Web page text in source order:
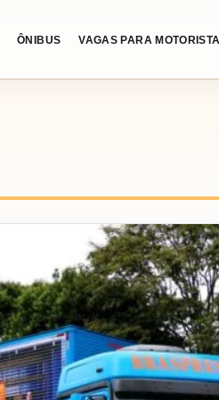
ÔNIBUS VAGAS PARA MOTORISTA